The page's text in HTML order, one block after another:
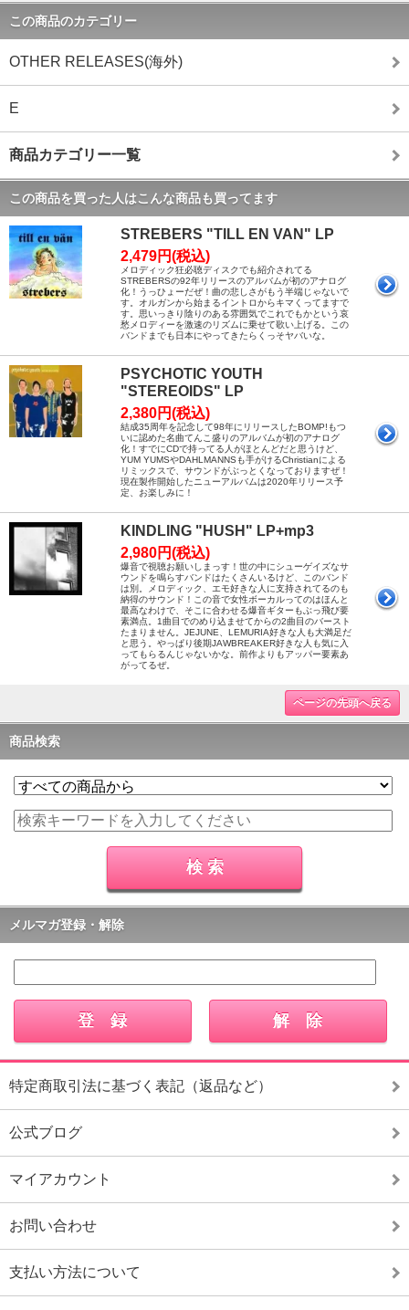
この商品のカテゴリー
OTHER RELEASES(海外)
E
商品カテゴリー一覧
この商品を買った人はこんな商品も買ってます
STREBERS "TILL EN VAN" LP
2,479円(税込)
メロディック狂必聴ディスクでも紹介されてる
STREBERSの92年リリースのアルバムが初のアナログ
化！うっひょーだぜ！曲の悲しさがもう半端じゃないで
す。オルガンから始まるイントロからキマくってますで
す。思いっきり陰りのある雰囲気でこれでもかという哀
愁メロディーを激速のリズムに乗せて歌い上げる。この
バンドまでも日本にやってきたらくっそヤバいな。
PSYCHOTIC YOUTH
"STEREOIDS" LP
2,380円(税込)
結成35周年を記念して98年にリリースしたBOMP!もつ
いに認めた名曲てんこ盛りのアルバムが初のアナログ
化！すでにCDで持ってる人がほとんどだと思うけど、
YUM YUMSやDAHLMANNSも手がけるChristianによる
リミックスで、サウンドがぶっとくなっておりますぜ！
現在製作開始したニューアルバムは2020年リリース予
定、お楽しみに！
KINDLING "HUSH" LP+mp3
2,980円(税込)
爆音で視聴お願いしまっす！世の中にシューゲイズなサ
ウンドを鳴らすバンドはたくさんいるけど、このバンド
は別。メロディック、エモ好きな人に支持されてるのも
納得のサウンド！この音で女性ボーカルってのはほんと
最高なわけで、そこに合わせる爆音ギターもぶっ飛び要
素満点。1曲目でのめり込ませてからの2曲目のバースト
たまりません。JEJUNE、LEMURIA好きな人も大満足だ
と思う。やっぱり後期JAWBREAKER好きな人も気に入
ってもらるんじゃないかな。前作よりもアッパー要素あ
がってるぜ。
ページの先頭へ戻る
商品検索
メルマガ登録・解除
特定商取引法に基づく表記（返品など）
公式ブログ
マイアカウント
お問い合わせ
支払い方法について